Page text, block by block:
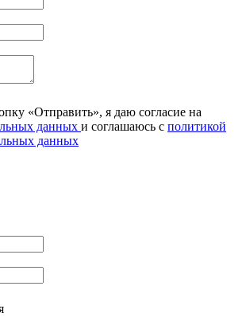
«Отправить», я даю согласие на
данных и соглашаюсь с политикой
данных